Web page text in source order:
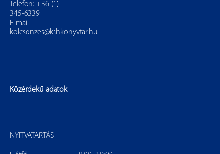
Telefon: +36 (1)
345-6339
E-mail:
kolcsonzes@kshkonyvtar.hu
Közérdekű adatok
NYITVATARTÁS